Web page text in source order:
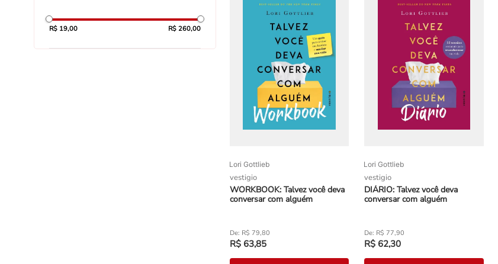
R$ 19,00 R$ 260,00
Lori Gottlieb
vestigio
WORKBOOK: Talvez você deva
conversar com alguém
R$ 79,80
R$ 63,85
Lori Gottlieb
vestigio
DIÁRIO: Talvez você deva
conversar com alguém
R$ 77,90
R$ 62,30